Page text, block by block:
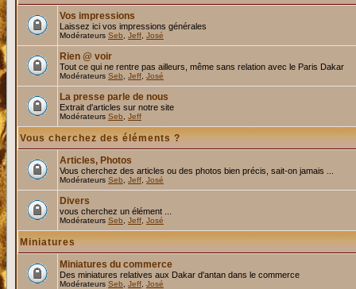
Vos impressions
Laissez ici vos impressions générales
Modérateurs Seb Jeff José
Rien @ voir
Tout ce qui ne rentre pas ailleurs, même sans relation avec le Paris Dakar
Modérateurs Seb Jeff José
La presse parle de nous
Extrait d'articles sur notre site
Modérateurs Seb Jeff
Vous cherchez des éléments ?
Articles, Photos
Vous cherchez des articles ou des photos bien précis, sait-on jamais ...
Modérateurs Seb Jeff José
Divers
vous cherchez un élément ...
Modérateurs Seb Jeff José
Miniatures
Miniatures du commerce
Des miniatures relatives aux Dakar d'antan dans le commerce
Modérateurs Seb Jeff José